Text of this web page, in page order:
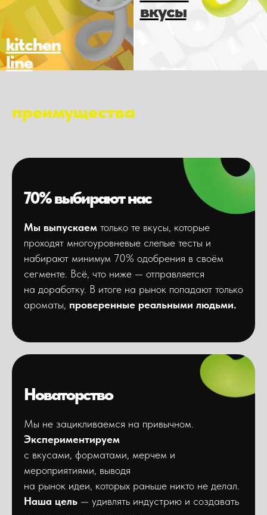
вкусы
kitchen
line
преимущества
70% выбирают нас
Мы выпускаем только те вкусы, которые
проходят многоуровневые слепые тесты и
набирают минимум 70% одобрения в своём
сегменте. Всё, что ниже — отправляется
на доработку. В итоге на рынок попадают только
ароматы, проверенные реальными людьми.
Новаторство
Мы не зацикливаемся на привычном.
Экспериментируем
с вкусами, форматами, мерчем и
мероприятиями, выводя
на рынок идеи, которых раньше никто не делал.
Наша цель — удивлять индустрию и создавать